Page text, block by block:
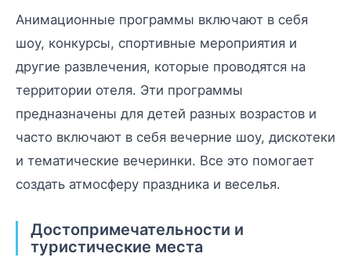
Анимационные программы включают в себя
шоу, конкурсы, спортивные мероприятия и
другие развлечения, которые проводятся на
территории отеля. Эти программы
предназначены для детей разных возрастов и
часто включают в себя вечерние шоу, дискотеки
и тематические вечеринки. Все это помогает
создать атмосферу праздника и веселья.
Достопримечательности и
туристические места